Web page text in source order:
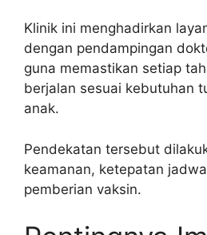
Klinik ini menghadirkan
dengan pendampingan
guna memastikan setiap
berjalan sesuai kebutuhan
anak.
Pendekatan tersebut
keamanan, ketepatan
pemberian vaksin.